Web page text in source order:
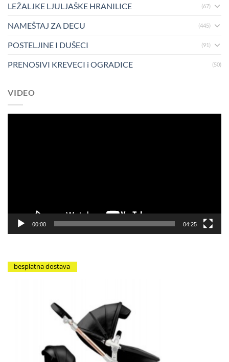
LEŽALJKE LJULJAŠKE HRANILICE (67)
NAMEŠTAJ ZA DECU (445)
POSTELJINE I DUŠECI (91)
PRENOSIVI KREVECI i OGRADICE (50)
VIDEO
00:00 04:25
besplatna dostava